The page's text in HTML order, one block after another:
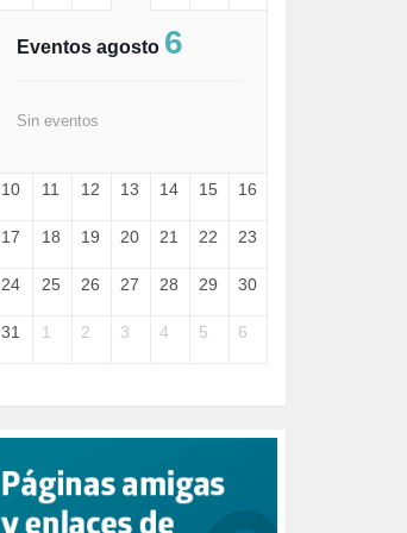
FELICIDAD (1)
FRANCISCO (5)
HUGO ZÁRATE (30)
I A (2)
INDEPENDENCIA (15)
INTELIGENCIA ARTIFICIAL (1)
JANE GOODDALL (1)
JAZZ (1)
JÓVENES (28)
JUSTICIA (13)
Eventos agosto 6
Sin eventos
10 11 12 13 14 15 16
17 18 19 20 21 22 23
24 25 26 27 28 29 30
31 1 2 3 4 5 6